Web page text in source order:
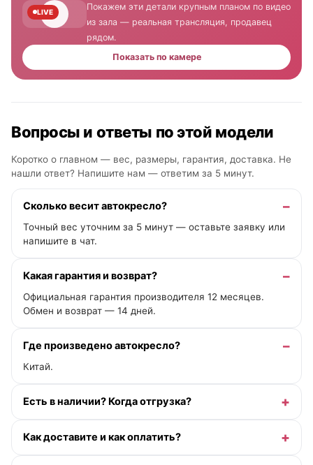
LIVE
Покажем эти детали крупным планом по видео
из зала — реальная трансляция, продавец
рядом.
Показать по камере
Вопросы и ответы по этой модели
Коротко о главном — вес, размеры, гарантия, доставка. Не
нашли ответ? Напишите нам — ответим за 5 минут.
Сколько весит автокресло?
Точный вес уточним за 5 минут — оставьте заявку или
напишите в чат.
Какая гарантия и возврат?
Официальная гарантия производителя 12 месяцев.
Обмен и возврат — 14 дней.
Где произведено автокресло?
Китай.
Есть в наличии? Когда отгрузка?
Как доставите и как оплатить?